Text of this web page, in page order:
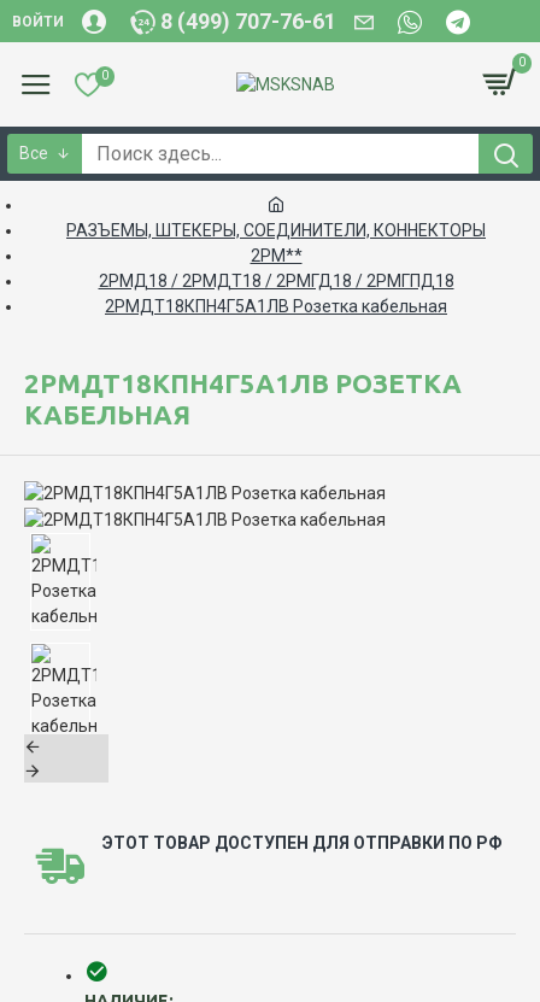
ВОЙТИ 8 (499) 707-76-61
0
0
Все
РАЗЪЕМЫ, ШТЕКЕРЫ, СОЕДИНИТЕЛИ, КОННЕКТОРЫ
2РМ**
2РМД18 / 2РМДТ18 / 2РМГД18 / 2РМГПД18
2РМДТ18КПН4Г5А1ЛВ Розетка кабельная
2РМДТ18КПН4Г5А1ЛВ РОЗЕТКА
КАБЕЛЬНАЯ
ЭТОТ ТОВАР ДОСТУПЕН ДЛЯ ОТПРАВКИ ПО РФ